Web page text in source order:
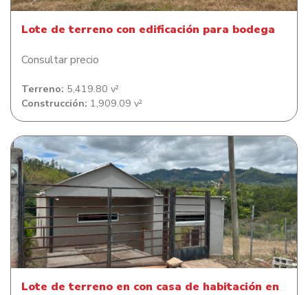
Lote de terreno con edificación para bodega
Consultar precio
Terreno: 5,419.80 v²
Construcción: 1,909.09 v²
Lote de terreno en con casa de habitación en La Crucitas
Tatumbla Francisco Morazán
Lote de terreno en con casa de habitación en